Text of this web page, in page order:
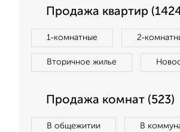
Продажа квартир
1‑комнатные
Вторичное жилье
Продажа комнат (523)
В общежитии В